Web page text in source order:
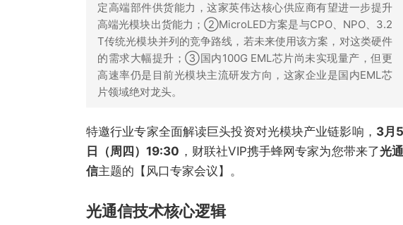
定高端部件供货能力，这家英伟达核心供应商有望进一步提升
高端光模块出货能力；②MicroLED方案是与CPO、NPO、3.2
T传统光模块并列的竞争路线，若未来使用该方案，对这类硬件
的需求大幅提升；③国内100G EML芯片尚未实现量产，但更
高速率仍是目前光模块主流研发方向，这家企业是国内EML芯
片领域绝对龙头。
特邀行业专家全面解读巨头投资对光模块产业链影响， 3月5
日（周四）19:30 ，财联社VIP携手蜂网专家为您带来了光通
信主题的【风口专家会议】。
光通信技术核心逻辑